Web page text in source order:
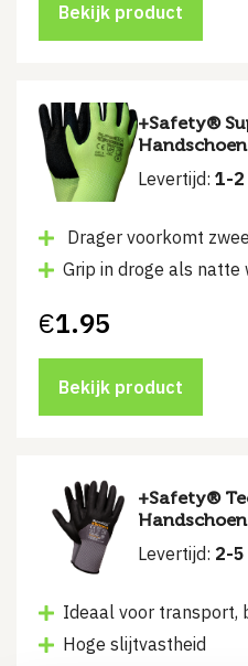
Bekijk product
+Safety®
Handschoen
Levertijd: 1-2
Drager voorkomt
Grip in droge als natte
€1.95
Bekijk product
+Safety®
Handschoen
Levertijd: 2-
Ideaal voor transport,
Hoge slijtvastheid